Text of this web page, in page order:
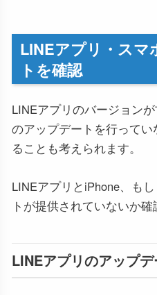
LINEアプリ・スマ
トを確認
LINEアプリのバージョン
のアップデートを行って
ることも考えられます。
LINEアプリとiPhone、も
トが提供されていないか確
LINEアプリのアップ